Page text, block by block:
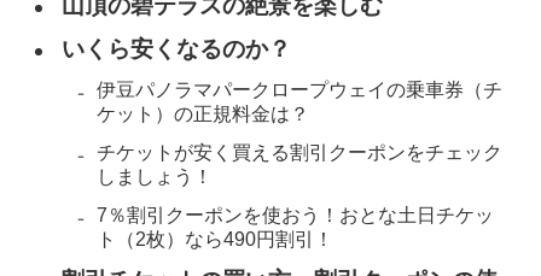
山頂の碧テラスの絶景を楽しむ
いくら安くなるのか？
伊豆パノラマパークロープウェイの乗車券（チ
ケット）の正規料金は？
チケットが安く買える割引クーポンをチェック
しましょう！
7％割引クーポンを使おう！おとな土日チケッ
ト（2枚）なら490円割引！